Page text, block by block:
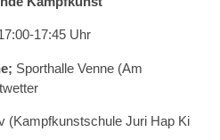
17:45 Uhr
Sporthalle Venne (Am
Juri Hap Ki